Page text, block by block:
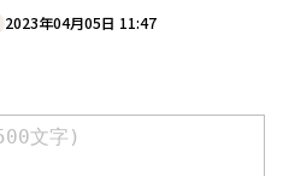
2023年04月05日 11:47